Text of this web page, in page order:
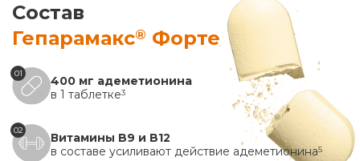
Состав
Гепарамакс® Форте
01
400 мг адеметионина
в 1 таблетке3
02
Витамины B9 и B12
в составе усиливают действие адеметионина5